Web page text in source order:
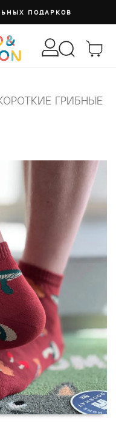
ПОДАРКОВ
ГРИБНЫЕ